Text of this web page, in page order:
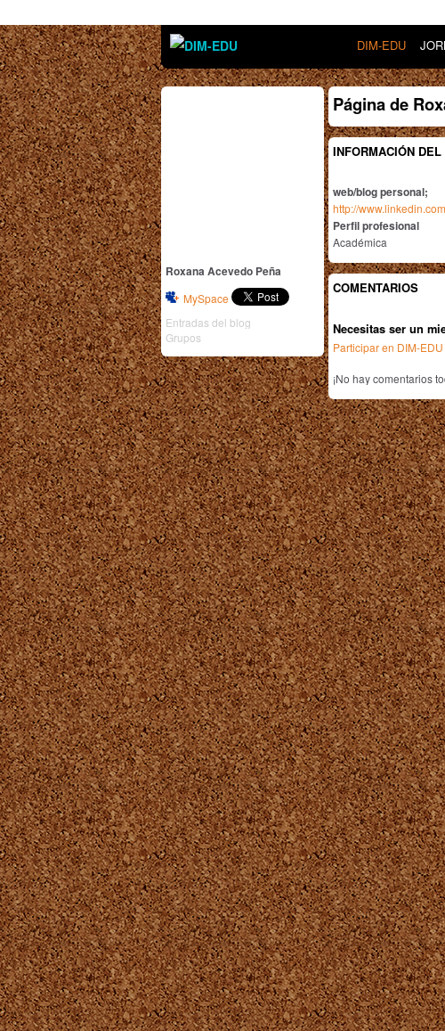
DIM-EDU
Roxana Acevedo Peña
MySpace
Entradas del blog
Grupos
Página de
INFORMACIÓN
web/blog personal;
http://
Perfil profesional
Académica
COMENTARIOS
Necesitas ser un
Participar en DIM-EDU
¡No hay comentarios